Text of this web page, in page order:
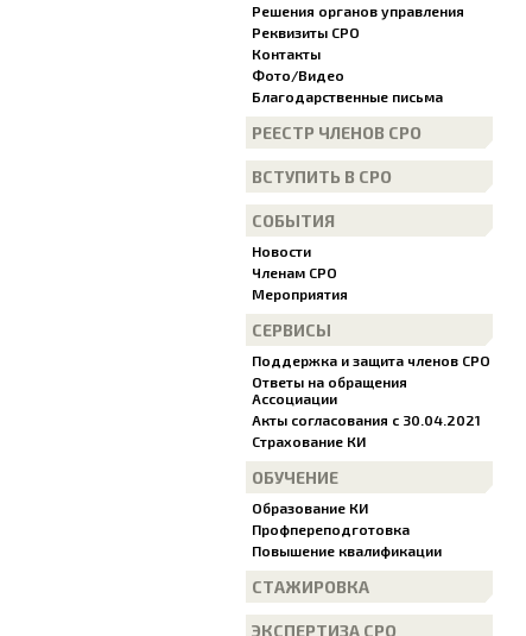
Решения органов управления
Реквизиты СРО
Контакты
Фото/Видео
Благодарственные письма
РЕЕСТР ЧЛЕНОВ СРО
ВСТУПИТЬ В СРО
СОБЫТИЯ
Новости
Членам СРО
Мероприятия
СЕРВИСЫ
Поддержка и защита членов СРО
Ответы на обращения
Ассоциации
Акты согласования с 30.04.2021
Страхование КИ
ОБУЧЕНИЕ
Образование КИ
Профпереподготовка
Повышение квалификации
СТАЖИРОВКА
ЭКСПЕРТИЗА СРО